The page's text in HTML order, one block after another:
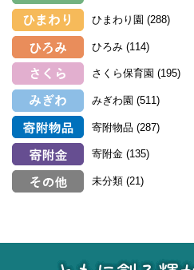
ひまわり園 (288)
ひろみ (114)
さくら保育園 (195)
みぎわ園 (511)
寄附物品 (287)
寄附金 (135)
未分類 (21)